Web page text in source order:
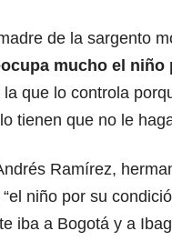
de la sargento
mucho el niño
la que lo controla
tienen que no le
Ramírez,
niño por su
iba a Bogotá y a